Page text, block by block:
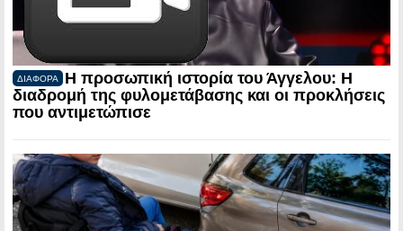
ΔΙΑΦΟΡΑ
Η προσωπική ιστορία του Άγγελου: Η
διαδρομή της φυλομετάβασης και οι προκλήσεις
που αντιμετώπισε